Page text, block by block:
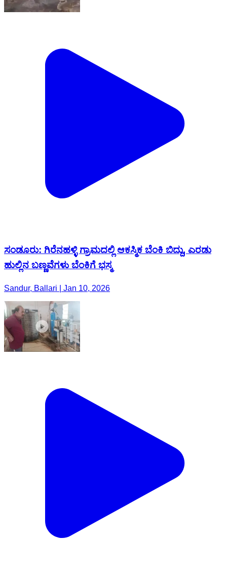
ಸಂಡೂರು: ಗಿರೆನಹಳ್ಳಿ ಗ್ರಾಮದಲ್ಲಿ ಆಕಸ್ಮಿಕ ಬೆಂಕಿ ಬಿದ್ದು, ಎರಡು
ಹುಲ್ಲಿನ ಬಣ್ಣವೆಗಳು ಬೆಂಕಿಗೆ ಭಸ್ಮ
Sandur, Ballari | Jan 10, 2026